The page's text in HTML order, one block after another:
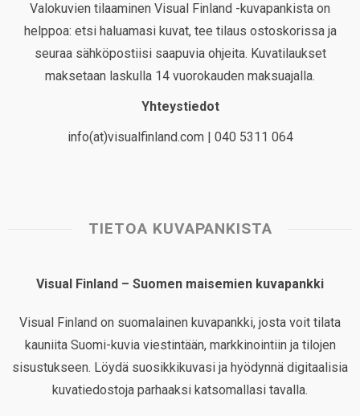
Valokuvien tilaaminen Visual Finland -kuvapankista on
helppoa: etsi haluamasi kuvat, tee tilaus ostoskorissa ja
seuraa sähköpostiisi saapuvia ohjeita. Kuvatilaukset
maksetaan laskulla 14 vuorokauden maksuajalla.
Yhteystiedot
info(at)visualfinland.com | 040 5311 064
TIETOA KUVAPANKISTA
Visual Finland – Suomen maisemien kuvapankki
Visual Finland on suomalainen kuvapankki, josta voit tilata
kauniita Suomi-kuvia viestintään, markkinointiin ja tilojen
sisustukseen. Löydä suosikkikuvasi ja hyödynnä digitaalisia
kuvatiedostoja parhaaksi katsomallasi tavalla.